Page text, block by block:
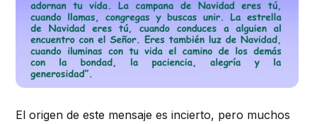
El origen de este mensaje es incierto, pero muchos